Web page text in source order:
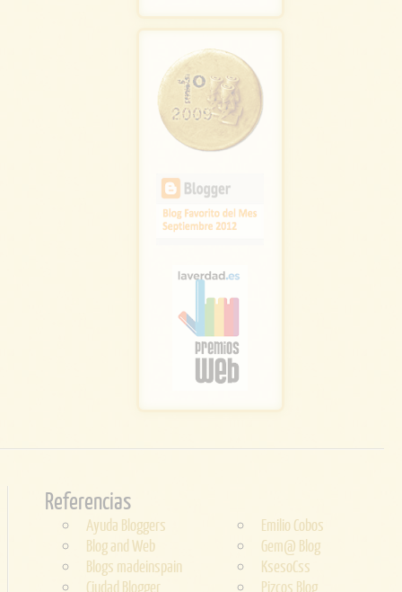
Referencias
Ayuda Bloggers
Blog and Web
Blogs madeinspain
Ciudad Blogger
Emilio Cobos
Gem@ Blog
KsesoCss
Pizcos Blog